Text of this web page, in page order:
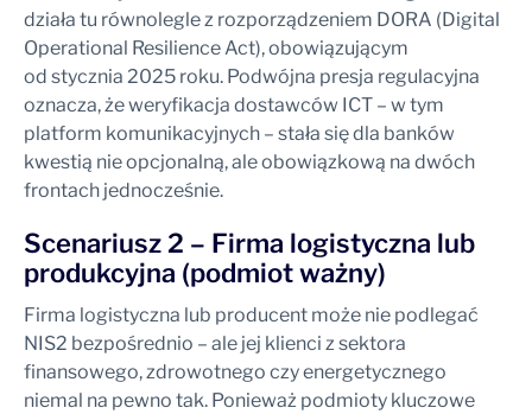
działa tu równolegle z rozporządzeniem DORA (Digital
Operational Resilience Act), obowiązującym
od stycznia 2025 roku. Podwójna presja regulacyjna
oznacza, że weryfikacja dostawców ICT – w tym
platform komunikacyjnych – stała się dla banków
kwestią nie opcjonalną, ale obowiązkową na dwóch
frontach jednocześnie.
Scenariusz 2 – Firma logistyczna lub
produkcyjna (podmiot ważny)
Firma logistyczna lub producent może nie podlegać
NIS2 bezpośrednio – ale jej klienci z sektora
finansowego, zdrowotnego czy energetycznego
niemal na pewno tak. Ponieważ podmioty kluczowe